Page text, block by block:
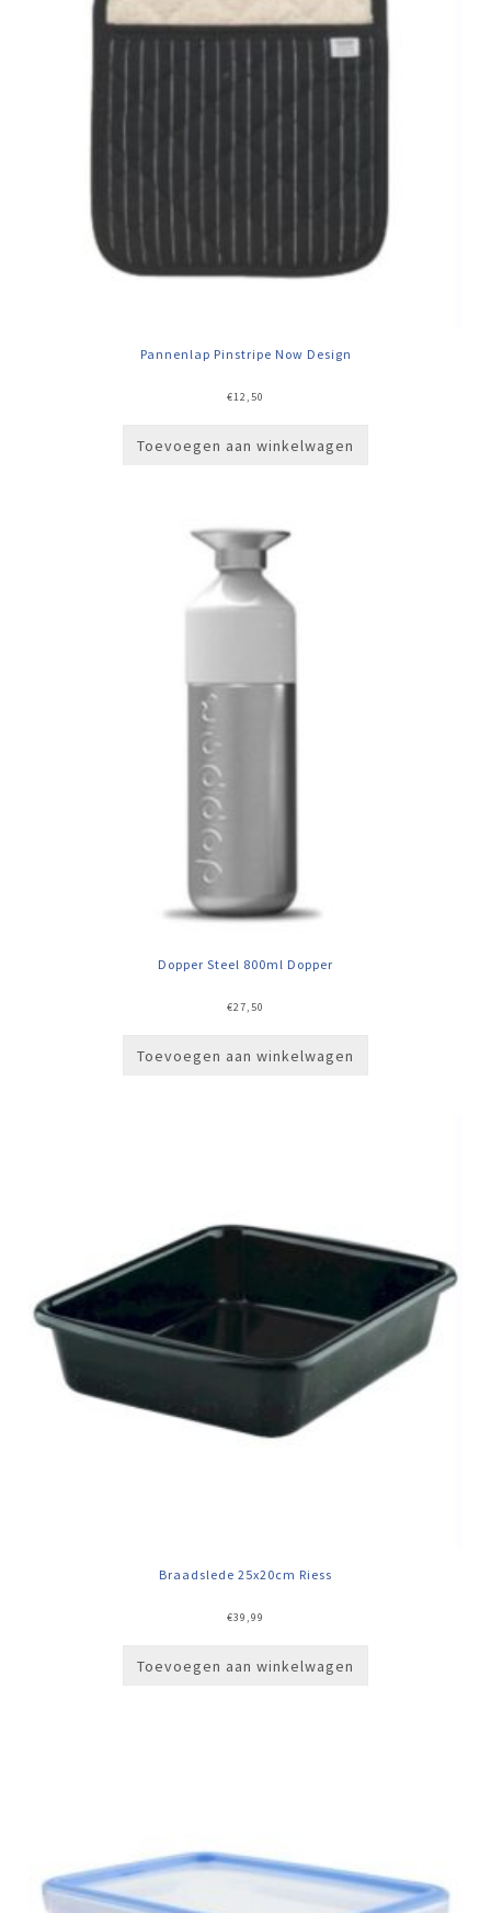
Pannenlap Pinstripe Now Design
€12,50
Toevoegen aan winkelwagen
Dopper Steel 800ml Dopper
€27,50
Toevoegen aan winkelwagen
Braadslede 25x20cm Riess
€39,99
Toevoegen aan winkelwagen